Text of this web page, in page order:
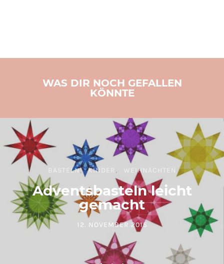
WAS DIR NOCH GEFALLEN
KÖNNTE
BASTELN KINDER WEIHNACHTEN
Adventsbasteln leicht
gemacht
POSTED ON
12. NOVEMBER 2015